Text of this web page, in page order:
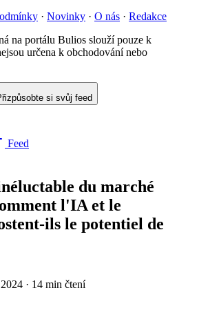
· Novinky · O nás · Redakce
na portálu Bulios slouží pouze k
určena k obchodování nebo
si svůj feed
Feed
du marché
l'IA et le
ils le potentiel de
· 14 min čtení